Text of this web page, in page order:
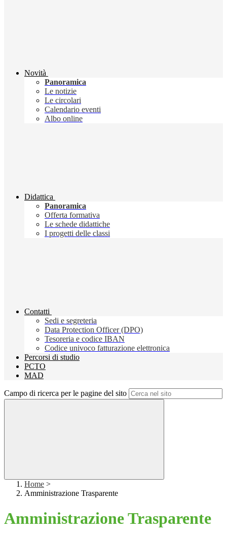
Novità
Panoramica
Le notizie
Le circolari
Calendario eventi
Albo online
Didattica
Panoramica
Offerta formativa
Le schede didattiche
I progetti delle classi
Contatti
Sedi e segreteria
Data Protection Officer (DPO)
Tesoreria e codice IBAN
Codice univoco fatturazione elettronica
Percorsi di studio
PCTO
MAD
Campo di ricerca per le pagine del sito
Home >
Amministrazione Trasparente
Amministrazione Trasparente